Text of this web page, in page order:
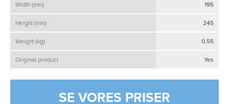
Width (mm) 195
Height (mm) 245
Weight (kg) 0.55
Original product Yes
SE VORES PRISER